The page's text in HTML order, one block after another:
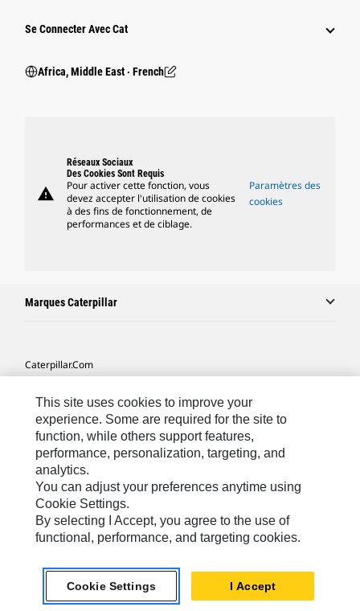
Se Connecter Avec Cat
Africa, Middle East ‧ French
warning
Réseaux Sociaux
Des Cookies Sont Requis
Pour activer cette fonction, vous
devez accepter l'utilisation de cookies
à des fins de fonctionnement, de
performances et de ciblage.
Paramètres des
cookies
Marques Caterpillar
Caterpillar.com
Mes Préférences Marketing
Plan Du Site
Cookie Settings
Mentions Légales
Confidentialité
Africa, Middle East-French© 2026 Caterpillar. Tous droits réservés
This site uses cookies to improve your
experience. Some are required for the site to
function, while others support features,
performance, personalization, targeting, and
analytics.
You can adjust your preferences anytime using
Cookie Settings.
By selecting I Accept, you agree to the use of
functional, performance, and targeting cookies.
Cookie Settings I Accept